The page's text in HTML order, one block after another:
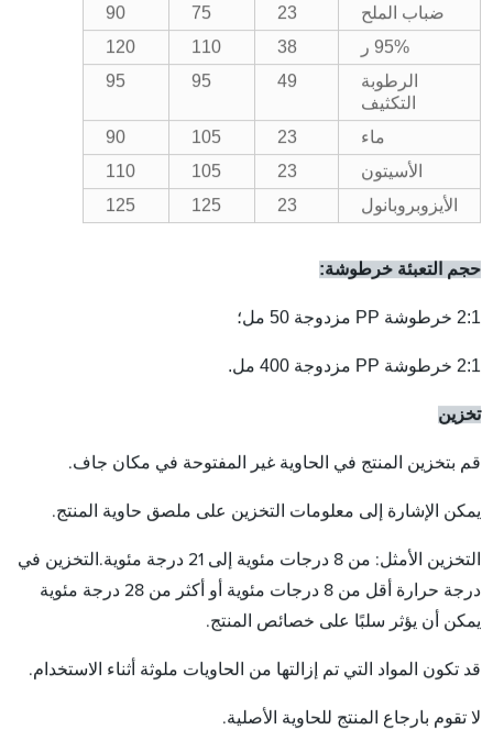
ضباب الملح 23
75
90
95% ر
38
110
120
الرطوبة
التكثيف
49
95
95
ماء 23
105
90
الأسيتون
23
105
110
الأيزوبروبانول
23
125
125
حجم التعبئة خرطوشة:
2:1 خرطوشة PP مزدوجة 50 مل؛
2:1 خرطوشة PP مزدوجة 400 مل.
تخزين
قم بتخزين المنتج في الحاوية غير المفتوحة في مكان جاف.
يمكن الإشارة إلى معلومات التخزين على ملصق حاوية المنتج.
التخزين الأمثل: من 8 درجات مئوية إلى 21 درجة مئوية.التخزين في
درجة حرارة أقل من 8 درجات مئوية أو أكثر من 28 درجة مئوية
يمكن أن يؤثر سلبًا على خصائص المنتج.
قد تكون المواد التي تم إزالتها من الحاويات ملوثة أثناء الاستخدام.
لا تقوم بارجاع المنتج للحاوية الأصلية.